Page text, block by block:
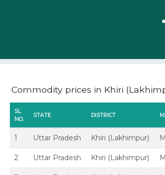
Commodity prices in Khiri
SL
NO.
STATE DISTRICT
1 Uttar Pradesh Khiri (Lakhimpur)
2 Uttar Pradesh Khiri (Lakhimpur)